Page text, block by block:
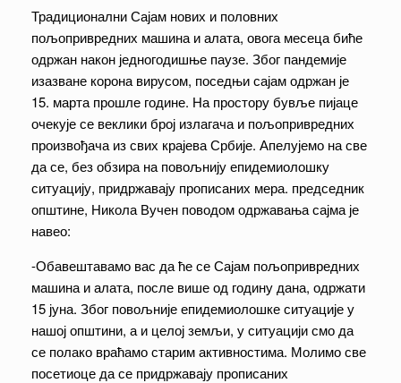
Традиционални Сајам нових и половних
пољопривредних машина и алата, овога месеца биће
одржан након једногодишње паузе. Због пандемије
изазване корона вирусом, поседњи сајам одржан је
15. марта прошле године. На простору бувље пијаце
очекује се веклики број излагача и пољопривредних
произвођача из свих крајева Србије. Апелујемо на све
да се, без обзира на повољнију епидемиолошку
ситуацију, придржавају прописаних мера. председник
општине, Никола Вучен поводом одржавања сајма је
навео:
-Обавештавамо вас да ће се Сајам пољопривредних
машина и алата, после више од годину дана, одржати
15 јуна. Због повољније епидемиолошке ситуације у
нашој општини, а и целој земљи, у ситуацији смо да
се полако враћамо старим активностима. Молимо све
посетиоце да се придржавају прописаних